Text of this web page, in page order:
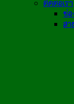
ติดต่อเรา
ช่อ
ส